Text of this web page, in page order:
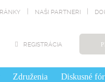
NAŠI PARTNERI
REGISTRÁCIA
Združenia Diskusné